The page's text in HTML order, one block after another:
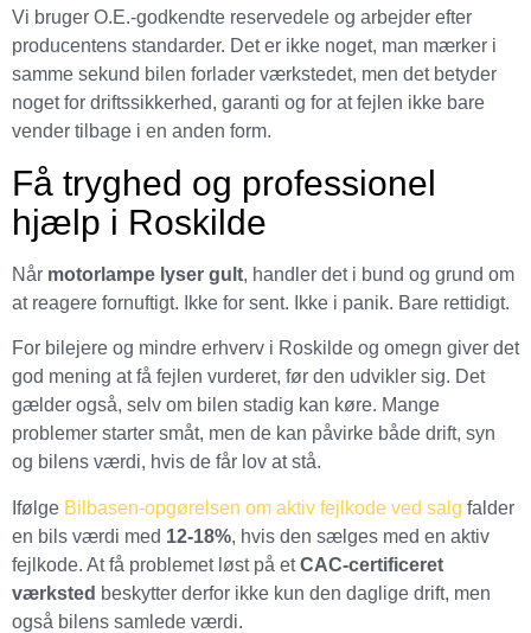
Vi bruger O.E.-godkendte reservedele og arbejder efter
producentens standarder. Det er ikke noget, man mærker i
samme sekund bilen forlader værkstedet, men det betyder
noget for driftssikkerhed, garanti og for at fejlen ikke bare
vender tilbage i en anden form.
Få tryghed og professionel
hjælp i Roskilde
Når motorlampe lyser gult, handler det i bund og grund om
at reagere fornuftigt. Ikke for sent. Ikke i panik. Bare rettidigt.
For bilejere og mindre erhverv i Roskilde og omegn giver det
god mening at få fejlen vurderet, før den udvikler sig. Det
gælder også, selv om bilen stadig kan køre. Mange
problemer starter småt, men de kan påvirke både drift, syn
og bilens værdi, hvis de får lov at stå.
Ifølge Bilbasen-opgørelsen om aktiv fejlkode ved salg falder
en bils værdi med 12-18%, hvis den sælges med en aktiv
fejlkode. At få problemet løst på etCAC-certificeret
værksted beskytter derfor ikke kun den daglige drift, men
også bilens samlede værdi.